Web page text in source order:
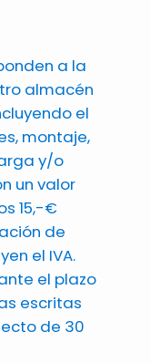
a la
almacén
el
montaje,
y/o
un valor
15,-€
de
el IVA.
el plazo
escritas
de 30